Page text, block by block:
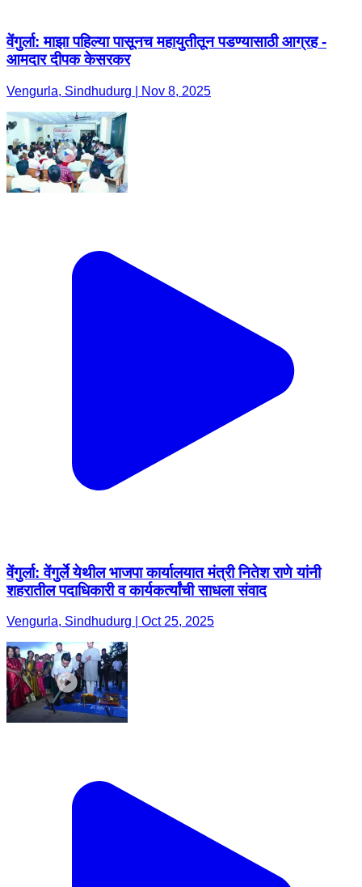
वेंगुर्ला: माझा पहिल्या पासूनच महायुतीतून पडण्यासाठी आग्रह -
आमदार दीपक केसरकर
Vengurla, Sindhudurg | Nov 8, 2025
वेंगुर्ला: वेंगुर्ले येथील भाजपा कार्यालयात मंत्री नितेश राणे यांनी
शहरातील पदाधिकारी व कार्यकर्त्यांची साधला संवाद
Vengurla, Sindhudurg | Oct 25, 2025